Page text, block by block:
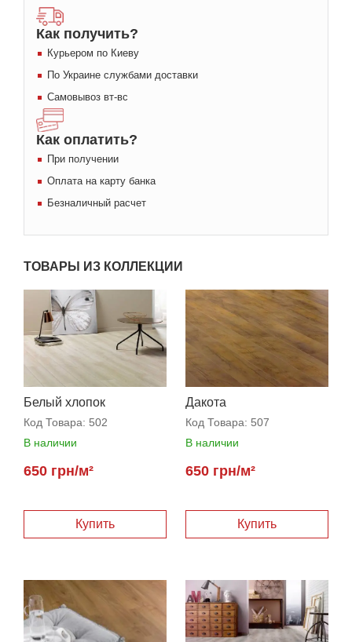
Как получить?
Курьером по Киеву
По Украине службами доставки
Самовывоз вт-вс
Как оплатить?
При получении
Оплата на карту банка
Безналичный расчет
ТОВАРЫ ИЗ КОЛЛЕКЦИИ
Белый хлопок
Код Товара: 502
В наличии
650 грн/м²
Дакота
Код Товара: 507
В наличии
650 грн/м²